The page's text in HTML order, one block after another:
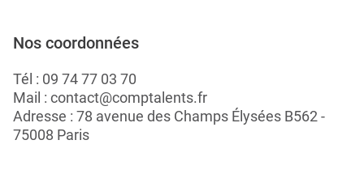
Nos coordonnées
Tél : 09 74 77 03 70
Mail : contact@comptalents.fr
Adresse : 78 avenue des Champs Élysées B562 -
75008 Paris